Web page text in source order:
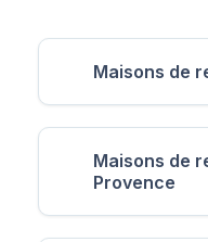
Maisons de
Maisons de
Provence